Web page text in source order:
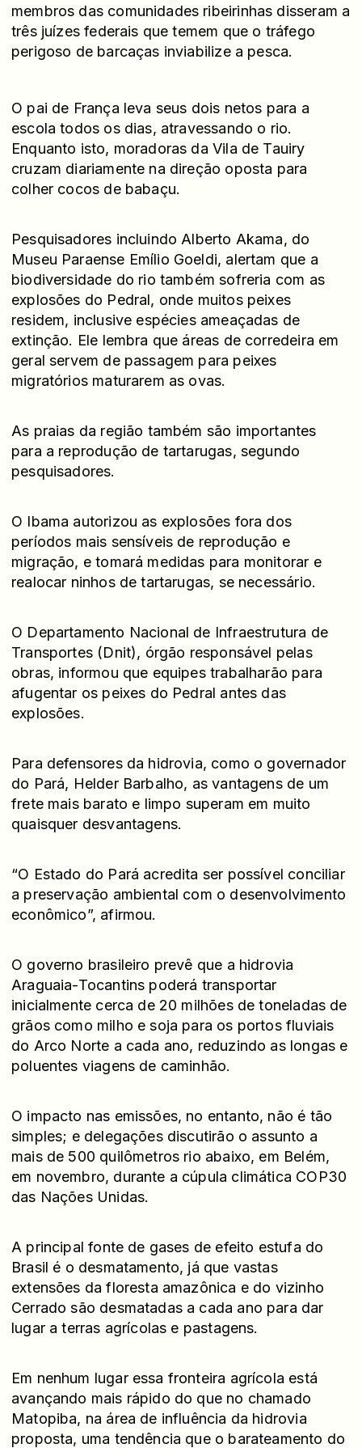
membros das comunidades ribeirinhas disseram a
três juízes federais que temem que o tráfego
perigoso de barcaças inviabilize a pesca.
O pai de França leva seus dois netos para a
escola todos os dias, atravessando o rio.
Enquanto isto, moradoras da Vila de Tauiry
cruzam diariamente na direção oposta para
colher cocos de babaçu.
Pesquisadores incluindo Alberto Akama, do
Museu Paraense Emílio Goeldi, alertam que a
biodiversidade do rio também sofreria com as
explosões do Pedral, onde muitos peixes
residem, inclusive espécies ameaçadas de
extinção. Ele lembra que áreas de corredeira em
geral servem de passagem para peixes
migratórios maturarem as ovas.
As praias da região também são importantes
para a reprodução de tartarugas, segundo
pesquisadores.
O Ibama autorizou as explosões fora dos
períodos mais sensíveis de reprodução e
migração, e tomará medidas para monitorar e
realocar ninhos de tartarugas, se necessário.
O Departamento Nacional de Infraestrutura de
Transportes (Dnit), órgão responsável pelas
obras, informou que equipes trabalharão para
afugentar os peixes do Pedral antes das
explosões.
Para defensores da hidrovia, como o governador
do Pará, Helder Barbalho, as vantagens de um
frete mais barato e limpo superam em muito
quaisquer desvantagens.
“O Estado do Pará acredita ser possível conciliar
a preservação ambiental com o desenvolvimento
econômico”, afirmou.
O governo brasileiro prevê que a hidrovia
Araguaia-Tocantins poderá transportar
inicialmente cerca de 20 milhões de toneladas de
grãos como milho e soja para os portos fluviais
do Arco Norte a cada ano, reduzindo as longas e
poluentes viagens de caminhão.
O impacto nas emissões, no entanto, não é tão
simples; e delegações discutirão o assunto a
mais de 500 quilômetros rio abaixo, em Belém,
em novembro, durante a cúpula climática COP30
das Nações Unidas.
A principal fonte de gases de efeito estufa do
Brasil é o desmatamento, já que vastas
extensões da floresta amazônica e do vizinho
Cerrado são desmatadas a cada ano para dar
lugar a terras agrícolas e pastagens.
Em nenhum lugar essa fronteira agrícola está
avançando mais rápido do que no chamado
Matopiba, na área de influência da hidrovia
proposta, uma tendência que o barateamento do